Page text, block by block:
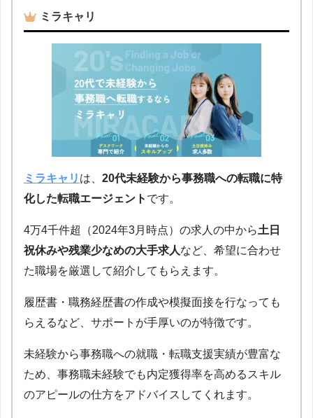
ミラキャリ
ミラキャリ は、 20代未経験から事務職への転職に特
化した転職エージェント です。
4万4千件超（2024年3月時点）の求人の中から土日
祝休みや残業少なめの大手求人など、希望に合わせ
た職場を厳選して紹介してもらえます。
履歴書・職務経歴書の作成や模擬面接を行なっても
らえるなど、サポートが手厚いのが特徴です。
未経験から事務職への就職・転職支援実績が豊富な
ため、事務職未経験でも内定獲得率を高めるスキル
のアピールの仕方をアドバイスしてくれます。